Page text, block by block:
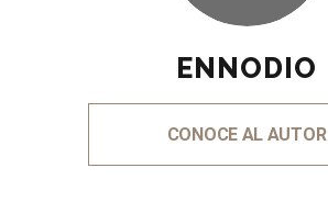
ENNODIO
CONOCE AL AUTOR